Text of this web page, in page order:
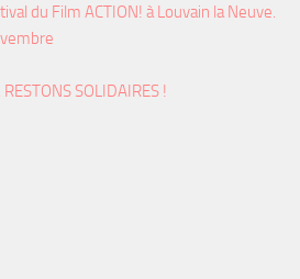
du Film ACTION! à Louvain la Neuve.
SOLIDAIRES !